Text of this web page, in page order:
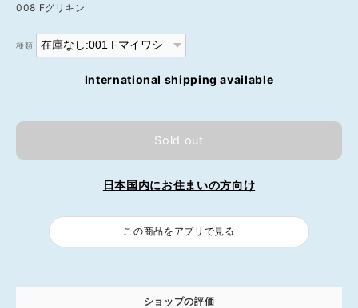
008 Fグリキン
種類
International shipping available
Sold out
日本国内にお住まいの方向け
この商品をアプリで見る
ショップの評価